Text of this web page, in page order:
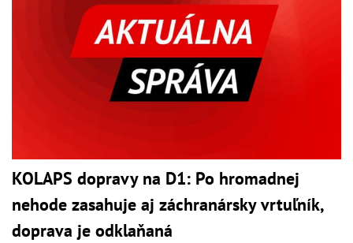
KOLAPS dopravy na D1: Po hromadnej
nehode zasahuje aj záchranársky vrtuľník,
doprava je odklaňaná